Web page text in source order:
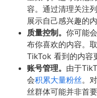
容。通过清理关注
展示自己感兴趣的内
质量控制。 你可能
布你喜欢的内容。
TikTok 看到的内容
账号管理。 由于
会积累大量粉丝。
丝群体可能并非首